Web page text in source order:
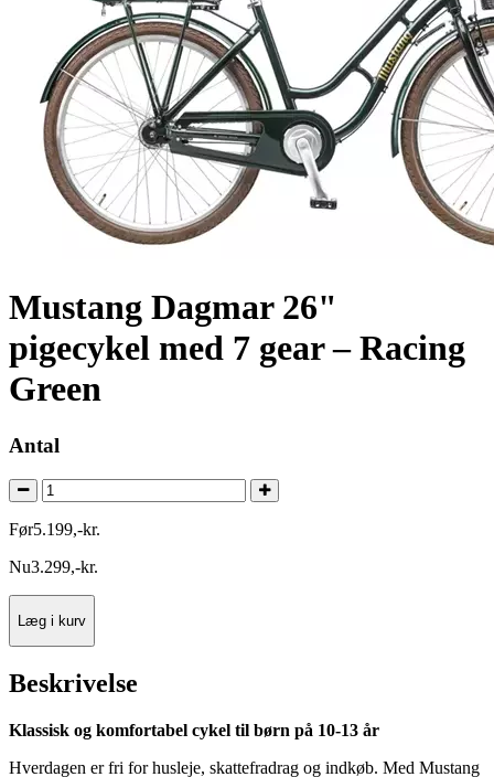
Mustang Dagmar 26"
pigecykel med 7 gear – Racing
Green
Antal
Før5.199,-kr.
Nu3.299,-kr.
Læg i kurv
Beskrivelse
Klassisk og komfortabel cykel til børn på 10-13 år
Hverdagen er fri for husleje, skattefradrag og indkøb. Med Mustang